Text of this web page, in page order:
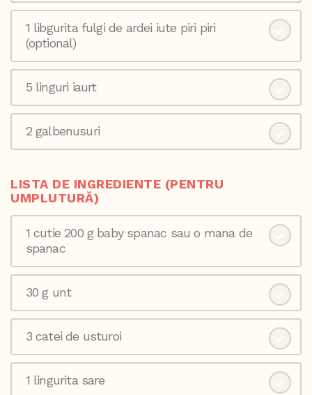
1 libgurita fulgi de ardei iute piri piri
(optional)
5 linguri iaurt
2 galbenusuri
LISTA DE INGREDIENTE (PENTRU
UMPLUTURĂ)
1 cutie 200 g baby spanac sau o mana de
spanac
30 g unt
3 catei de usturoi
1 lingurita sare